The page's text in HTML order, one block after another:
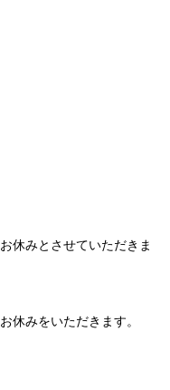
休みとさせていただきま
休みをいただきます。